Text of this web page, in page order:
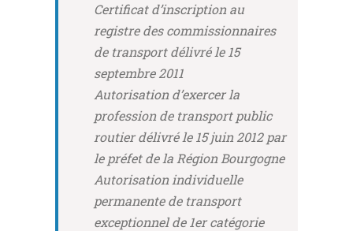
Certificat d’inscription au
registre des commissionnaires
de transport délivré le 15
septembre 2011
Autorisation d’exercer la
profession de transport public
routier délivré le 15 juin 2012 par
le préfet de la Région Bourgogne
Autorisation individuelle
permanente de transport
exceptionnel de 1er catégorie